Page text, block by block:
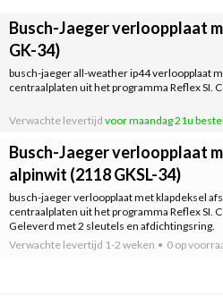
Busch-Jaeger verloopplaat
GK-34)
busch-jaeger all-weather ip44 verloopplaat
centraalplaten uit het programma Reflex SI.
Verwachte levertijd voor maandag 21u
Busch-Jaeger verloopplaat
alpinwit (2118 GKSL-34)
busch-jaeger verloopplaat met klapdeksel
centraalplaten uit het programma Reflex SI.
Geleverd met 2 sleutels en afdichtingsring.
Verwachte levertijd 1-2 weken 0 op